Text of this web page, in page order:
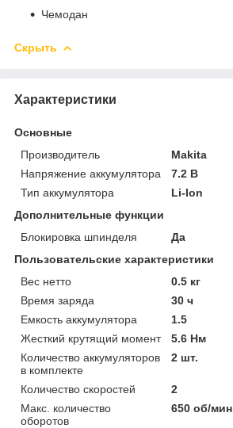
Чемодан
Скрыть
Характеристики
Основные
Производитель
Makita
Напряжение аккумулятора
7.2 В
Тип аккумулятора
Li-Ion
Дополнительные функции
Блокировка шпинделя
Да
Пользовательские характеристики
Вес нетто
0.5 кг
Время заряда
30 ч
Емкость аккумулятора
1.5
Жесткий крутящий момент
5.6 Нм
Количество аккумуляторов
в комплекте
2 шт.
Количество скоростей
2
Макс. количество
оборотов
650 об/мин